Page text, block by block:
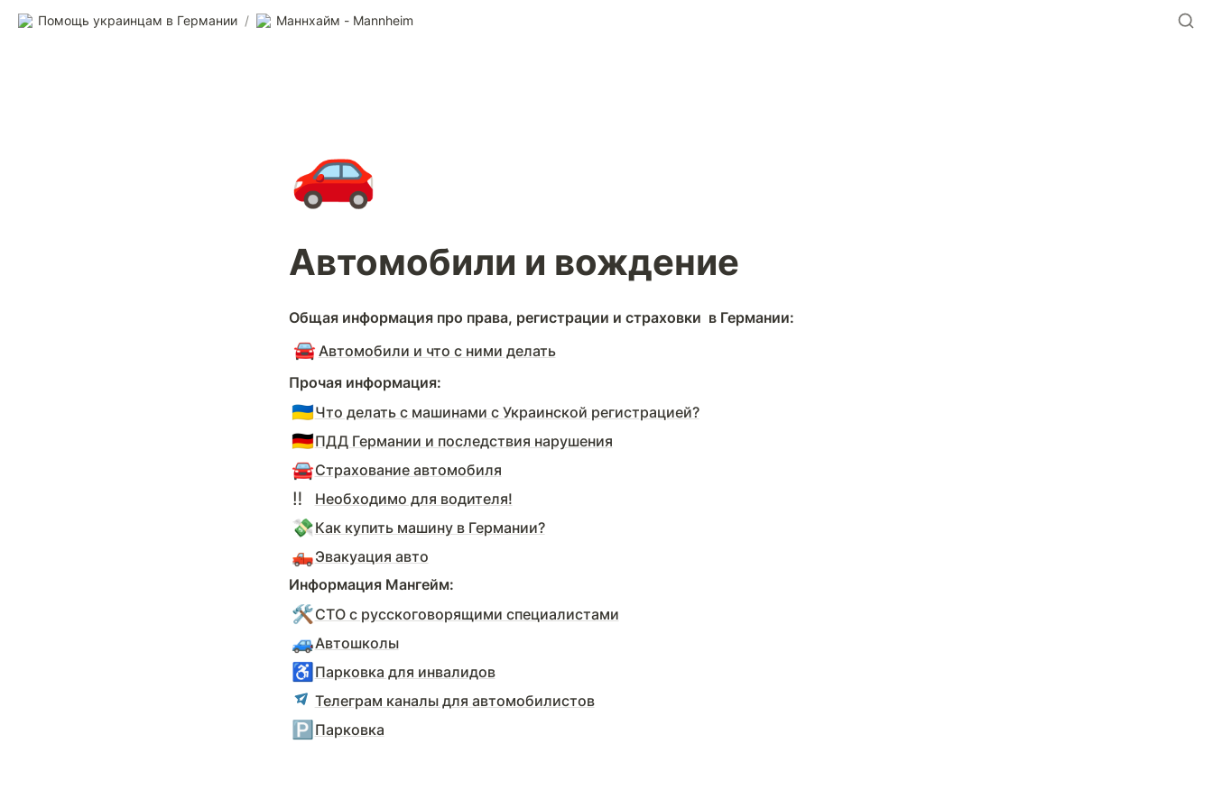
Помощь украинцам в Германии / Маннхайм - Mannheim
🚗
Автомобили и вождение
Общая информация про права, регистрации и страховки  в Германии:
🚘 Автомобили и что с ними делать
Прочая информация:
🇺🇦Что делать с машинами с Украинской регистрацией?
🇩🇪ПДД Германии и последствия нарушения
🚘Страхование автомобиля
‼️ Необходимо для водителя!
💸Как купить машину в Германии?
🛻Эвакуация авто
Информация Мангейм:
🛠️СТО с русскоговорящими специалистами
🚙Автошколы
♿ Парковка для инвалидов
Телеграм каналы для автомобилистов
🅿️ Парковка